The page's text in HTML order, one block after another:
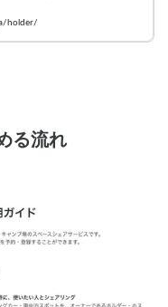
ンピングカーをシェア
減したいホルダーをつな
holder/
る流れ